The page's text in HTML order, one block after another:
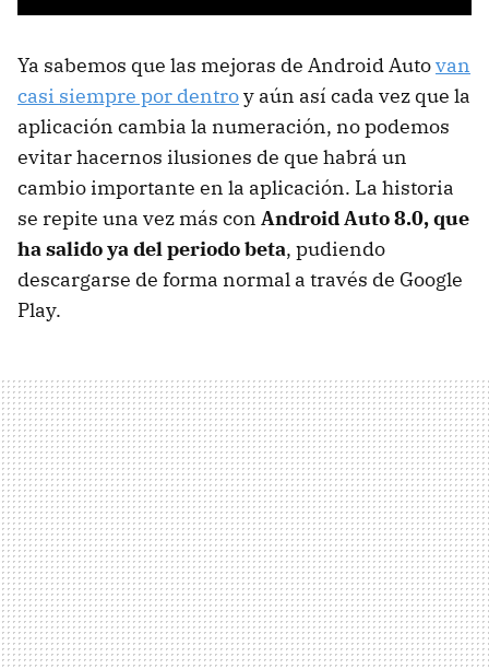
Ya sabemos que las mejoras de Android Autovan
casi siempre por dentroy aún así cada vez que la
aplicación cambia la numeración, no podemos
evitar hacernos ilusiones de que habrá un
cambio importante en la aplicación. La historia
se repite una vez más con Android Auto 8.0, que
ha salido ya del periodo beta, pudiendo
descargarse de forma normal a través de Google
Play.